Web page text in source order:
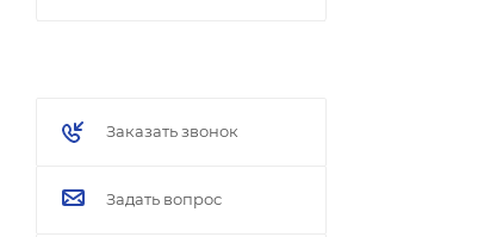
Заказать звонок
Задать вопрос